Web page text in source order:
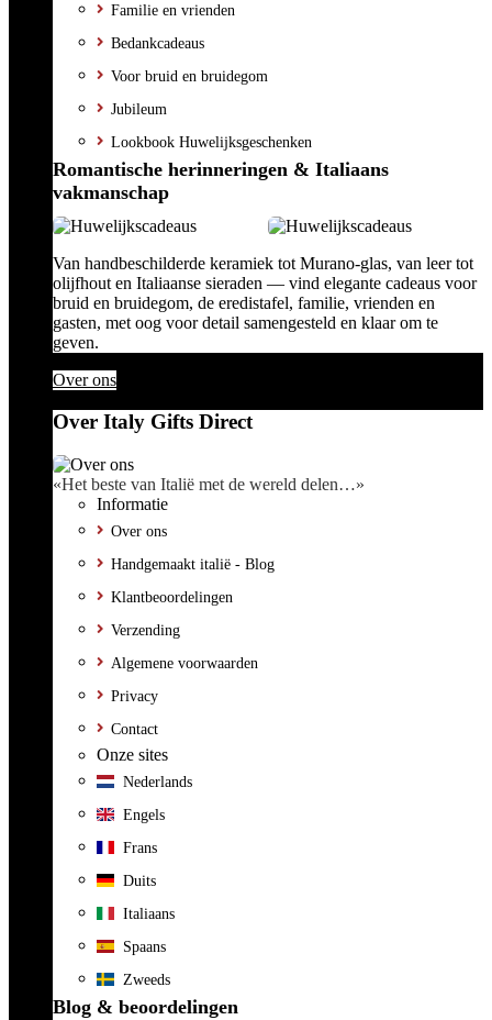
Familie en vrienden
Bedankcadeaus
Voor bruid en bruidegom
Jubileum
Lookbook Huwelijksgeschenken
Romantische herinneringen & Italiaans
vakmanschap
Van handbeschilderde keramiek tot Murano-glas, van leer tot
olijfhout en Italiaanse sieraden — vind elegante cadeaus voor
bruid en bruidegom, de eredistafel, familie, vrienden en
gasten, met oog voor detail samengesteld en klaar om te
geven.
Over ons
Over Italy Gifts Direct
«Het beste van Italië met de wereld delen…»
Informatie
Over ons
Handgemaakt italië - Blog
Klantbeoordelingen
Verzending
Algemene voorwaarden
Privacy
Contact
Onze sites
Nederlands
Engels
Frans
Duits
Italiaans
Spaans
Zweeds
Blog & beoordelingen